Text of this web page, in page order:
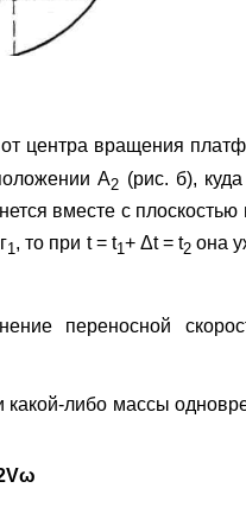
центра вращения
А2 (рис. б),
вместе с
1, то при t = t1+ Δt = t2 она
переносной
какой-либо массы